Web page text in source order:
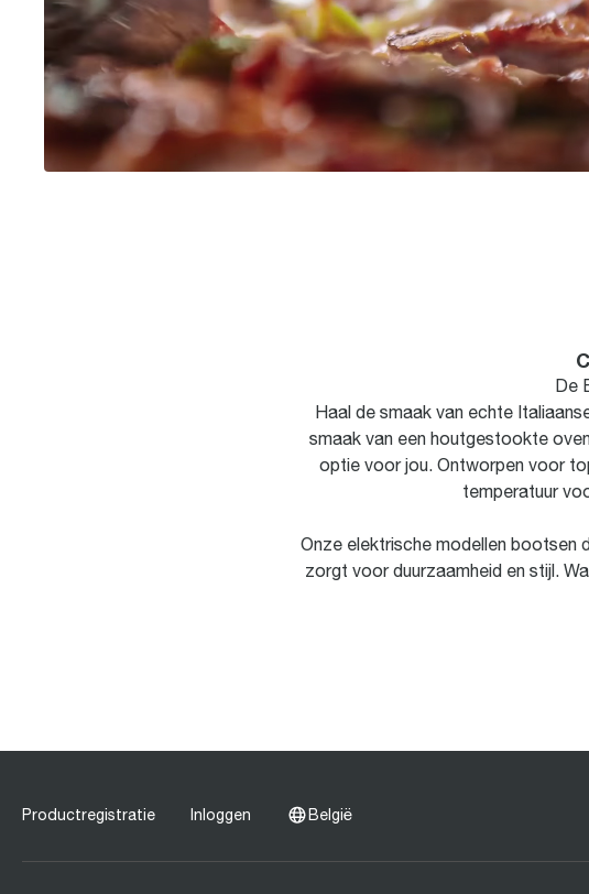
De
Haal de smaak van echte
smaak van een houtgestookte
optie voor jou. Ontworpen voor
temperatuur
Onze elektrische modellen bootsen
zorgt voor duurzaamheid en stijl.
Productregistratie Inloggen België